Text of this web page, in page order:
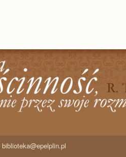
biblioteka@epelplin.pl